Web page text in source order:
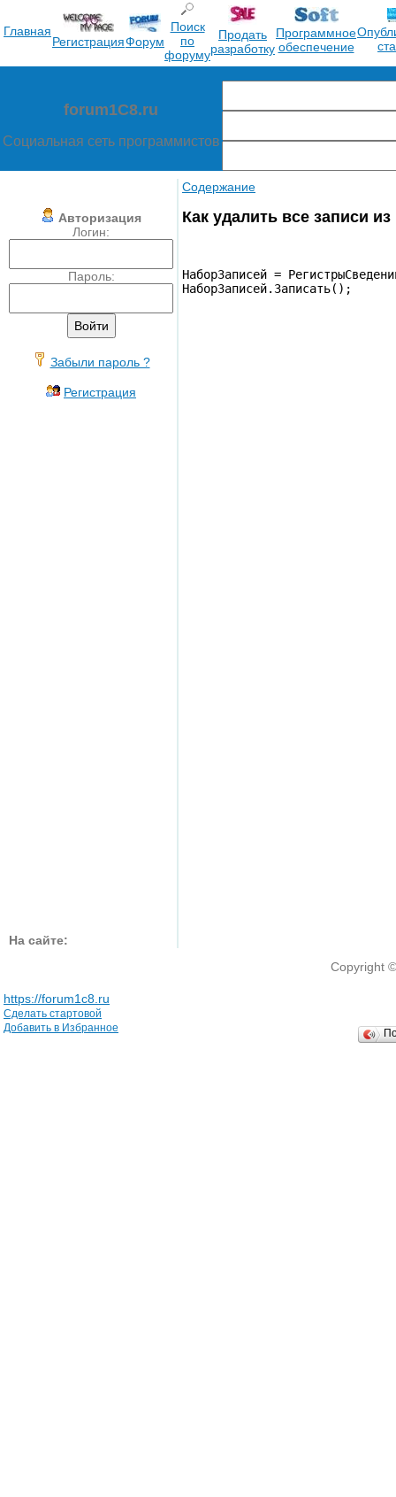
Главная
РегистрацияФорум
Поиск
по
форуму
Продать
разработку
Программное
обеспечение
forum1C8.ru
Социальная сеть программистов
Авторизация
Логин:
Пароль:
Забыли пароль ?
Регистрация
На сайте:
Содержание
Как удалить все записи
НаборЗаписей =
НаборЗаписей. Записать( ) ;
Copyright
https://forum1c8.ru
Сделать стартовой
Добавить в Избранное